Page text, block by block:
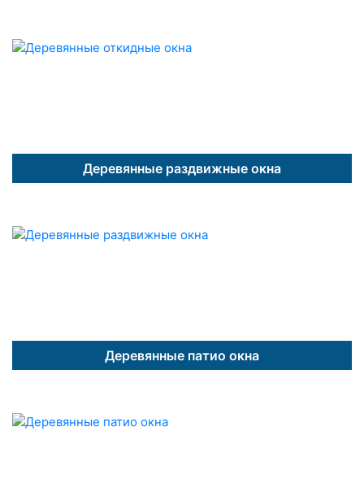
Деревянные раздвижные окна
Деревянные патио окна